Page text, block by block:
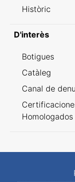
Històric
D'interès
Botigues
Catàleg
Canal de
Homologados